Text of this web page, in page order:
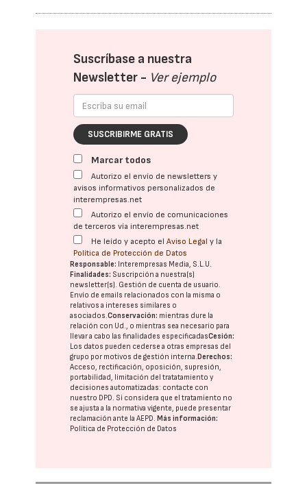
Suscríbase a nuestra
Newsletter - Ver ejemplo
SUSCRIBIRME GRATIS
Marcar todos
Autorizo el envío de newsletters y
avisos informativos personalizados de
interempresas.net
Autorizo el envío de comunicaciones
de terceros vía interempresas.net
He leído y acepto elAviso Legal y la
Política de Protección de Datos
Responsable: Interempresas Media, S.L.U.
Finalidades: Suscripción a nuestra(s)
newsletter(s). Gestión de cuenta de usuario.
Envío de emails relacionados con la misma o
relativos a intereses similares o
asociados.Conservación: mientras dure la
relación con Ud., o mientras sea necesario para
llevar a cabo las finalidades especificadasCesión:
Los datos pueden cederse a otras empresas del
grupo por motivos de gestión interna. Derechos:
Acceso, rectificación, oposición, supresión,
portabilidad, limitación del tratatamiento y
decisiones automatizadas: contacte con
nuestro DPD. Si considera que el tratamiento no
se ajusta a la normativa vigente, puede presentar
reclamación ante laAEPD. Más información:
Política de Protección de Datos